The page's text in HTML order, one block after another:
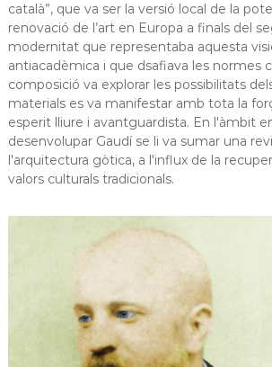
català”, que va ser la versió local de la
renovació de l’art en Europa a finals del
modernitat que representaba aquesta
antiacadèmica i que dsafiava les normes
composició va explorar les possibilitats
materials es va manifestar amb tota la
esperit lliure i avantguardista. En l'àmbit
desenvolupar Gaudí se li va sumar una
l'arquitectura gòtica, a l'influx de la
valors culturals tradicionals.